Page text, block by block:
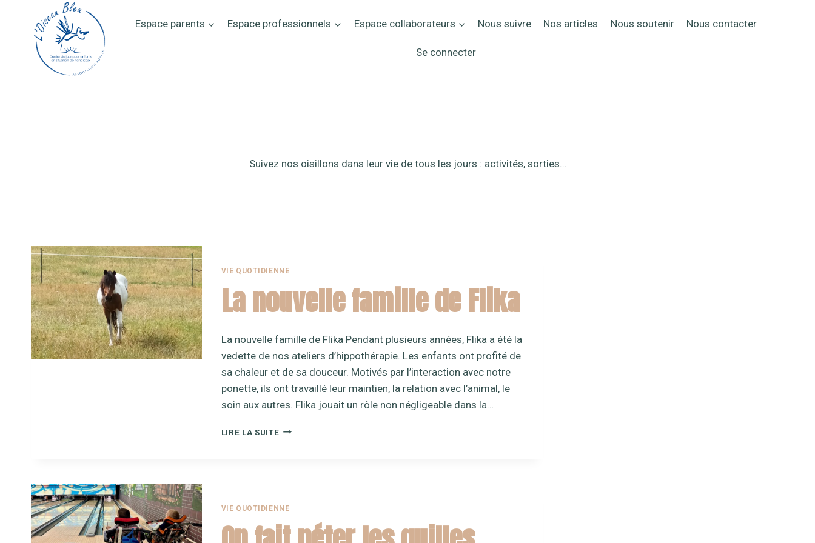
contenu
Espace parents Espace professionnels Espace collaborateurs Nous suivre Nos articles Nous soutenir Nous contacter
Se connecter
Suivez nos oisillons dans leur vie de tous les jours : activités, sorties…
VIE QUOTIDIENNE
La nouvelle famille de Flika
La nouvelle famille de Flika Pendant plusieurs années, Flika a été la
vedette de nos ateliers d’hippothérapie. Les enfants ont profité de
sa chaleur et de sa douceur. Motivés par l’interaction avec notre
ponette, ils ont travaillé leur maintien, la relation avec l’animal, le
soin aux autres. Flika jouait un rôle non négligeable dans la…
LIRE LA SUITELA
VIE QUOTIDIENNE